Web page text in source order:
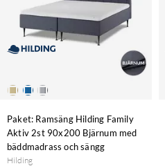
Paket: Ramsäng Hilding Family
Aktiv 2st 90x200 Bjärnum med
bäddmadrass och sängg
Hilding